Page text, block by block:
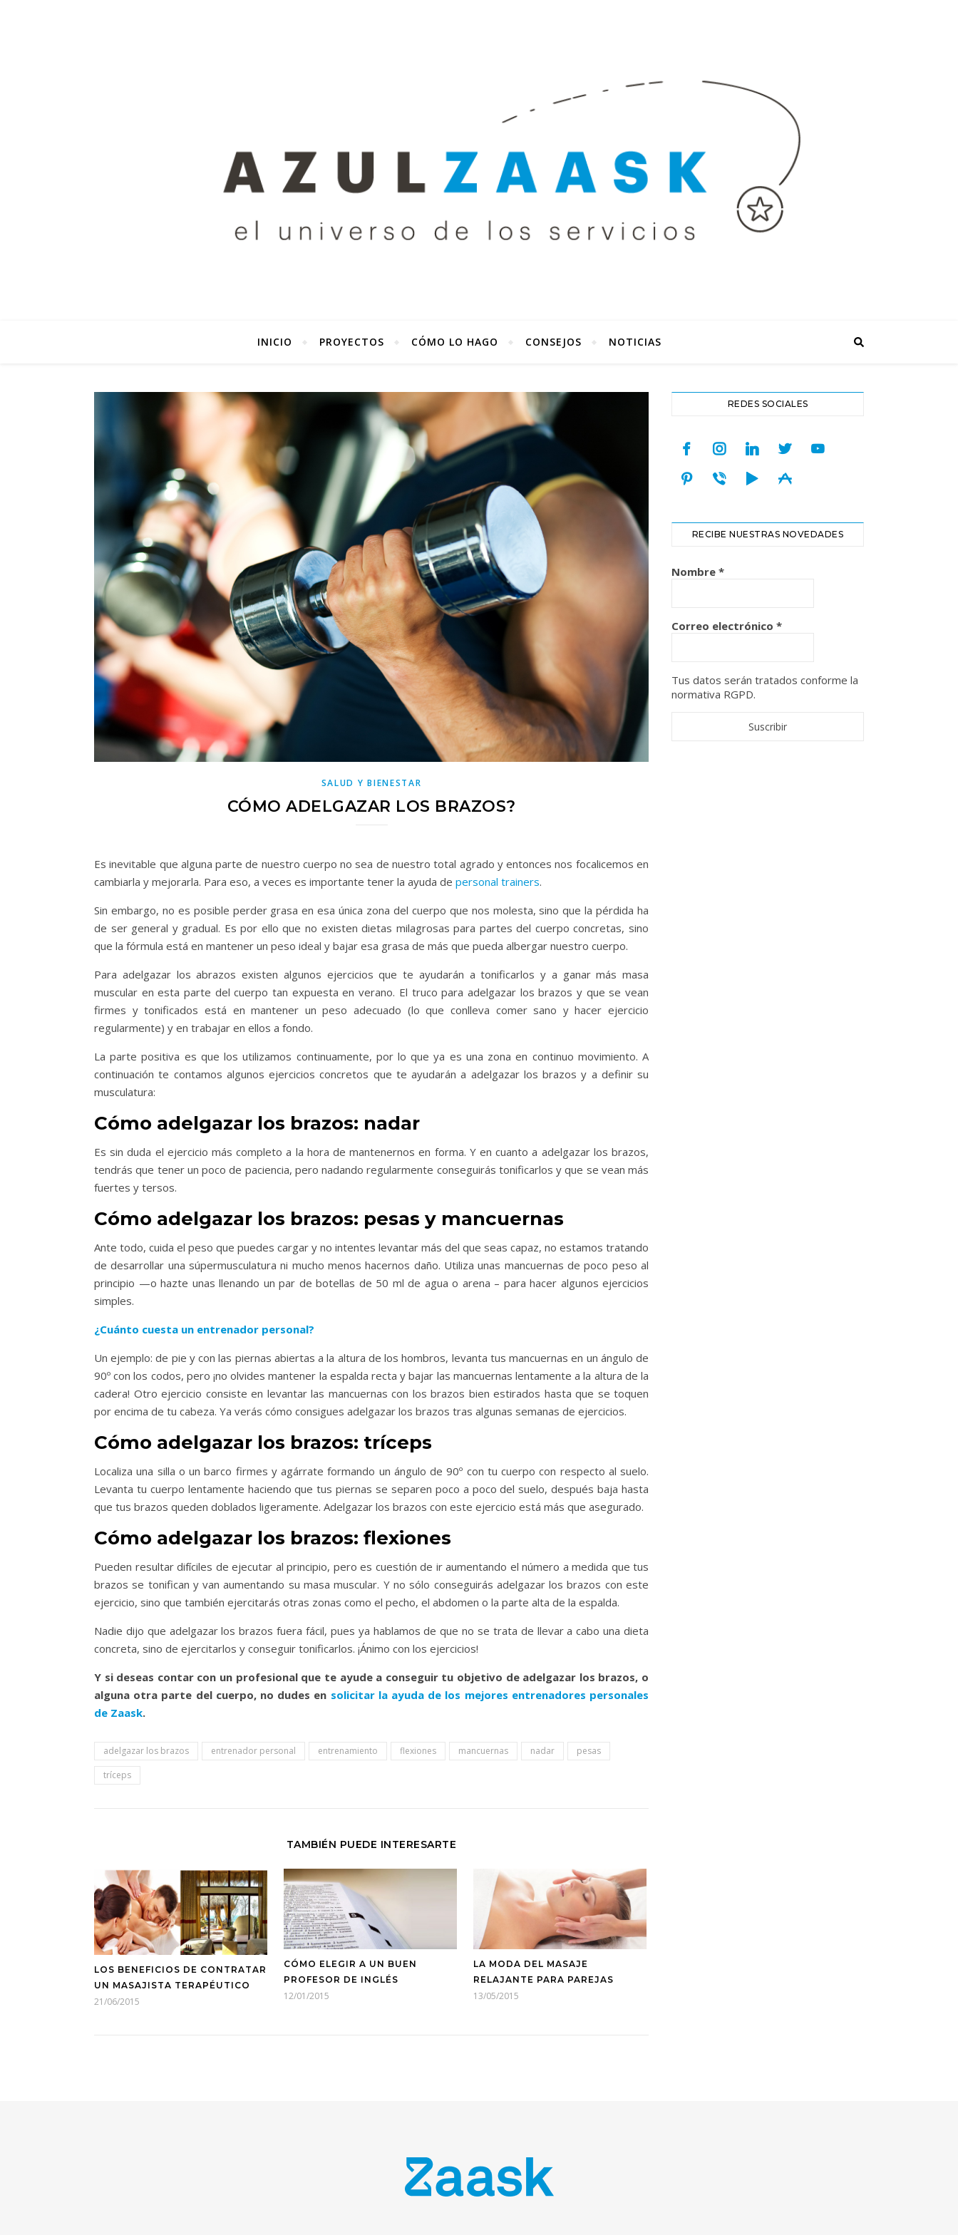
INICIO PROYECTOS CÓMO LO HAGO CONSEJOS NOTICIAS
SALUD Y BIENESTAR
CÓMO ADELGAZAR LOS BRAZOS?
Es inevitable que alguna parte de nuestro cuerpo no sea de nuestro total agrado y entonces nos focalicemos en
cambiarla y mejorarla. Para eso, a veces es importante tener la ayuda de personal trainers.
Sin embargo, no es posible perder grasa en esa única zona del cuerpo que nos molesta, sino que la pérdida ha
de ser general y gradual. Es por ello que no existen dietas milagrosas para partes del cuerpo concretas, sino
que la fórmula está en mantener un peso ideal y bajar esa grasa de más que pueda albergar nuestro cuerpo.
Para adelgazar los abrazos existen algunos ejercicios que te ayudarán a tonificarlos y a ganar más masa
muscular en esta parte del cuerpo tan expuesta en verano. El truco para adelgazar los brazos y que se vean
firmes y tonificados está en mantener un peso adecuado (lo que conlleva comer sano y hacer ejercicio
regularmente) y en trabajar en ellos a fondo.
La parte positiva es que los utilizamos continuamente, por lo que ya es una zona en continuo movimiento. A
continuación te contamos algunos ejercicios concretos que te ayudarán a adelgazar los brazos y a definir su
musculatura:
Cómo adelgazar los brazos: nadar
Es sin duda el ejercicio más completo a la hora de mantenernos en forma. Y en cuanto a adelgazar los brazos,
tendrás que tener un poco de paciencia, pero nadando regularmente conseguirás tonificarlos y que se vean más
fuertes y tersos.
Cómo adelgazar los brazos: pesas y mancuernas
Ante todo, cuida el peso que puedes cargar y no intentes levantar más del que seas capaz, no estamos tratando
de desarrollar una súpermusculatura ni mucho menos hacernos daño. Utiliza unas mancuernas de poco peso al
principio —o hazte unas llenando un par de botellas de 50 ml de agua o arena – para hacer algunos ejercicios
simples.
¿Cuánto cuesta un entrenador personal?
Un ejemplo: de pie y con las piernas abiertas a la altura de los hombros, levanta tus mancuernas en un ángulo de
90º con los codos, pero ¡no olvides mantener la espalda recta y bajar las mancuernas lentamente a la altura de la
cadera! Otro ejercicio consiste en levantar las mancuernas con los brazos bien estirados hasta que se toquen
por encima de tu cabeza. Ya verás cómo consigues adelgazar los brazos tras algunas semanas de ejercicios.
Cómo adelgazar los brazos: tríceps
Localiza una silla o un barco firmes y agárrate formando un ángulo de 90º con tu cuerpo con respecto al suelo.
Levanta tu cuerpo lentamente haciendo que tus piernas se separen poco a poco del suelo, después baja hasta
que tus brazos queden doblados ligeramente. Adelgazar los brazos con este ejercicio está más que asegurado.
Cómo adelgazar los brazos: flexiones
Pueden resultar difíciles de ejecutar al principio, pero es cuestión de ir aumentando el número a medida que tus
brazos se tonifican y van aumentando su masa muscular. Y no sólo conseguirás adelgazar los brazos con este
ejercicio, sino que también ejercitarás otras zonas como el pecho, el abdomen o la parte alta de la espalda.
Nadie dijo que adelgazar los brazos fuera fácil, pues ya hablamos de que no se trata de llevar a cabo una dieta
concreta, sino de ejercitarlos y conseguir tonificarlos. ¡Ánimo con los ejercicios!
Y si deseas contar con un profesional que te ayude a conseguir tu objetivo de adelgazar los brazos, o
alguna otra parte del cuerpo, no dudes en solicitar la ayuda de los mejores entrenadores personales
de Zaask.
adelgazar los brazos entrenador personal entrenamiento flexiones mancuernas nadar
pesas
tríceps
TAMBIÉN PUEDE INTERESARTE
LOS BENEFICIOS DE CONTRATAR
UN MASAJISTA TERAPÉUTICO
21/06/2015
CÓMO ELEGIR A UN BUEN
PROFESOR DE INGLÉS
12/01/2015
LA MODA DEL MASAJE
RELAJANTE PARA PAREJAS
13/05/2015
REDES SOCIALES
facebookinstagramlinkedintwitteryoutube
pinterest
viber play appstore
RECIBE NUESTRAS NOVEDADES
Nombre *
Correo electrónico *
Tus datos serán tratados conforme la
normativa RGPD.